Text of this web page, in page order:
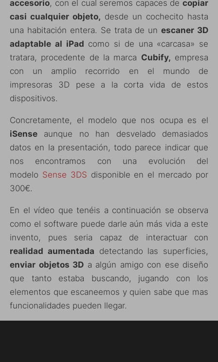
accesorio, con el cual seremos capaces de copiar
casi cualquier objeto, desde un cochecito hasta
una habitación entera. Se trata de unescaner 3D
adaptable al iPad como si de una «carcasa» se
tratara, procedente de la marca Cubify, empresa
con un amplio recorrido en el mundo de
impresoras 3D pese a la corta vida de estos
dispositivos.
Concretamente, el modelo que nos ocupa es el
iSense aunque no han desvelado demasiados
datos en la presentación, todo parece indicar que
nos encontramos con una evolución del
modelo Sense 3DS disponible en el mercado por
300€.
En el vídeo que tenéis a continuación se observa
como el software puede darle aún más vida a este
invento, pues seria capaz de interactuar con
realidad aumentada detectando las superficies,
enviar objetos 3D a algún amigo con ese diseño
que tanto estaba buscando, jugando con los
elementos que escaneemos y quien sabe que mas
funcionalidades pueden llegar.